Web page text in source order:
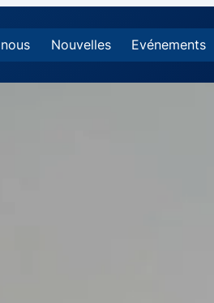
Nouvelles Evénements